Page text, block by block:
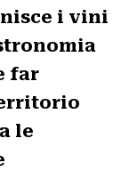
i vini
far
le